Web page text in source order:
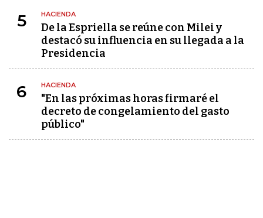
5 HACIENDA
De la Espriella se reúne con Milei y
destacó su influencia en su llegada a la
Presidencia
6 HACIENDA
"En las próximas horas firmaré el
decreto de congelamiento del gasto
público"